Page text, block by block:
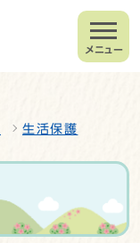
メニュー
生活保護